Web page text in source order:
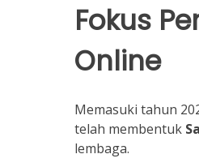
Fokus
Online
Memasuki tahun
telah membentuk
lembaga.